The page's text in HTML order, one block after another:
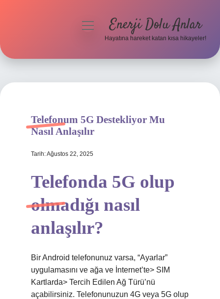
Hakkımızda
menüyüEnerji Dolu Anlar
Hayatına hareket katan kısa hikayeler!
Telefonum 5G Destekliyor Mu
Nasıl Anlaşılır
Tarih: Ağustos 22, 2025
Telefonda 5G olup
olmadığı nasıl
anlaşılır?
Bir Android telefonunuz varsa, “Ayarlar”
uygulamasını ve ağa ve İnternet’te> SIM
Kartlarda> Tercih Edilen Ağ Türü’nü
açabilirsiniz. Telefonunuzun 4G veya 5G olup